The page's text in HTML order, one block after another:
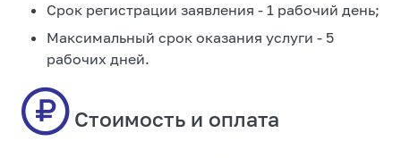
Срок регистрации заявления - 1 рабочий день;
Максимальный срок оказания услуги - 5
рабочих дней.
Стоимость и оплата